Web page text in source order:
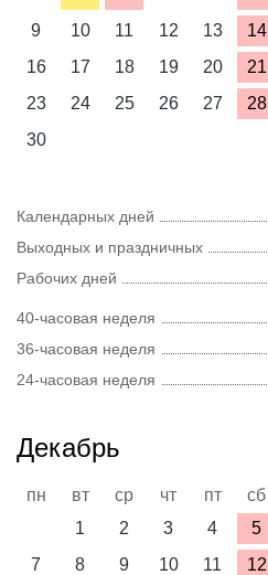
9
10 11 12 13 14
16
17 18 19 20 21
23
24 25 26 27 28
30
Календарных дней
Выходных и праздничных
Рабочих дней
40-часовая неделя
36-часовая неделя
24-часовая неделя
Декабрь
пн вт ср чт пт сб
1
2 3 4 5
7
8 9 10 11 12